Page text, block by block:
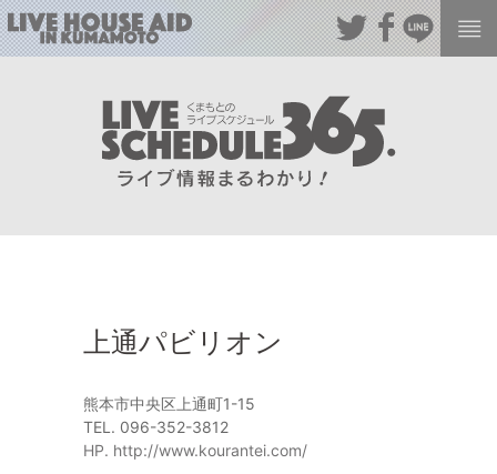
上通パビリオン
熊本市中央区上通町1-15
TEL. 096-352-3812
HP. http://www.kourantei.com/